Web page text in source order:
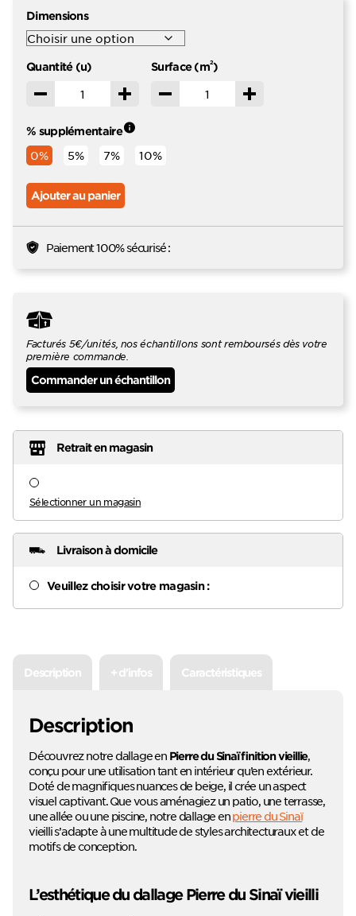
Dimensions
Quantité (u)
Décrémenter Incrémenter
Surface (m2)
Décrémenter Incrémenter
% supplémentaire
0% 5% 7% 10%
Ajouter au panier
Paiement 100% sécurisé :
Facturés 5€/unités, nos échantillons sont remboursés dès votre
première commande.
Commander un échantillon
Retrait en magasin
Sélectionner un magasin
Livraison à domicile
Veuillez choisir votre magasin :
Description + d'infos Caractéristiques
Description
Découvrez notre dallage en Pierre du Sinaï finition vieillie,
conçu pour une utilisation tant en intérieur qu’en extérieur.
Doté de magnifiques nuances de beige, il crée un aspect
visuel captivant. Que vous aménagiez un patio, une terrasse,
une allée ou une piscine, notre dallage enpierre du Sinaï
vieilli s’adapte à une multitude de styles architecturaux et de
motifs de conception.
L’esthétique du dallage Pierre du Sinaï vieilli